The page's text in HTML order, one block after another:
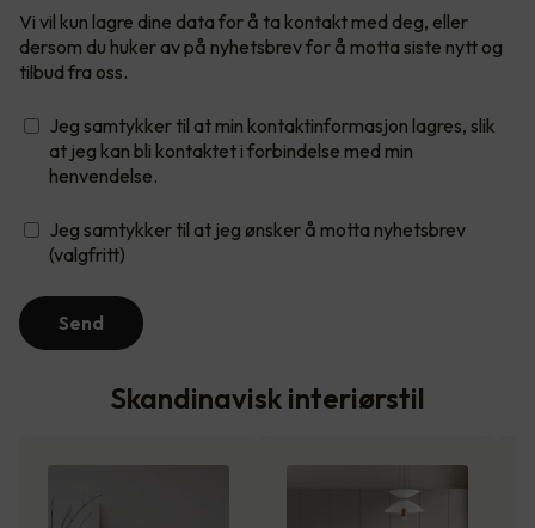
Vi vil kun lagre dine data for å ta kontakt med deg, eller
dersom du huker av på nyhetsbrev for å motta siste nytt og
tilbud fra oss.
Jeg samtykker til at min kontaktinformasjon lagres, slik
at jeg kan bli kontaktet i forbindelse med min
henvendelse.
Jeg samtykker til at jeg ønsker å motta nyhetsbrev
(valgfritt)
Send
Skandinavisk interiørstil